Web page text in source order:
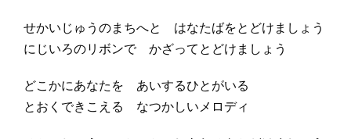
せかいじゅうのまちへと はなたばをとどけましょう
にじいろのリボンで かざってとどけましょう
どこかにあなたを あいするひとがいる
とおくできこえる なつかしいメロディ